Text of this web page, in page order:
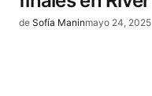
de Sofía Maninmayo 24, 2025